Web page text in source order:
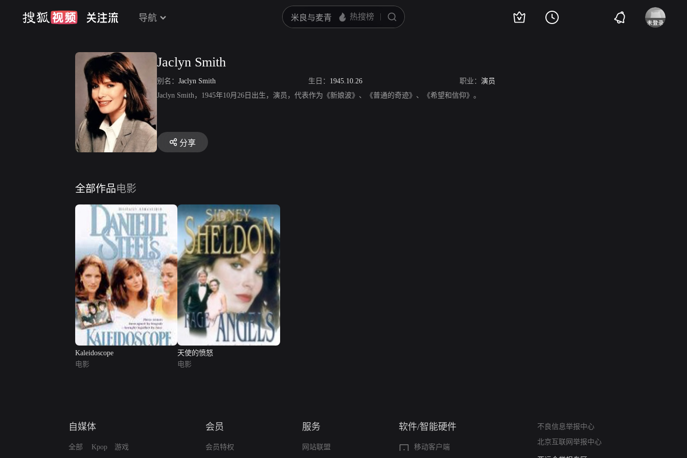
导航
Jaclyn Smith
别名： Jaclyn Smith 生日： 1945.10.26 职业： 演员
Jaclyn Smith，1945年10月26日出生，演员，代表作为《新娘波》、《普通的奇迹》、《希望和信仰》。
分享
全部作品电影
Kaleidoscope
电影
天使的愤怒
电影
自媒体
全部 Kpop 游戏
会员
会员特权
服务
网站联盟
软件/智能硬件
移动客户端
不良信息举报中心
北京互联网举报中心
算法推荐专项举报